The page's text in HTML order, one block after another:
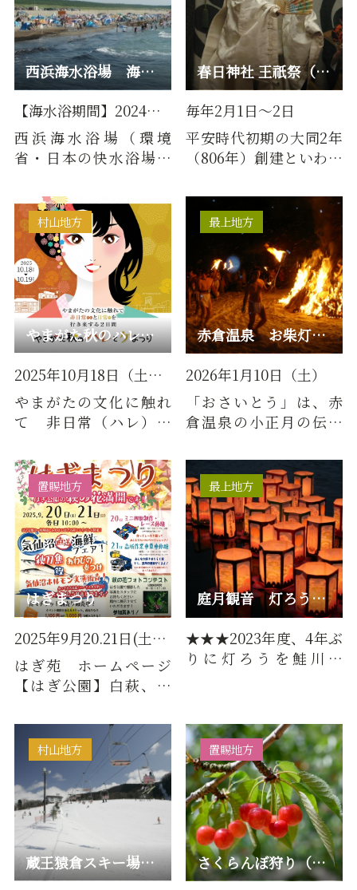
西浜海水浴場 海開き
【海水浴期間】2024年7月19日…
西浜海水浴場（環境
省・日本の快水浴場百
磯の海開き。十六羅漢岩
のライ…
春日神社 王祇祭（黒川能 奉仕） 毎年２月１日～２日開催
毎年2月1日～2日
平安時代初期の大同2年
（806年）創建といわれ
祭で、最も重要なお祭
りです…
やまがた秋のハレとケまつり
村山地方
2025年10月18日（土）・19日（…
やまがたの文化に触れ
て 非日常（ハレ）と
る2日間
赤倉温泉 お柴灯まつり
最上地方
2026年1月10日（土）
「おさいとう」は、赤
倉温泉の小正月の伝統
われてきました。毎
年、厳冬の…
はぎまつり
置賜地方
2025年9月20.21日(土日) はぎ…
はぎ苑 ホームページ
【はぎ公園】白萩、紅
が植えられた公園です。
(※〈は…
庭月観音 灯ろう流し
最上地方
★★★2023年度、4年ぶ
りに灯ろうを鮭川へ
蔵王猿倉スキー場開き
村山地方
さくらんぼ狩り（観光さくらんぼ園）
置賜地方